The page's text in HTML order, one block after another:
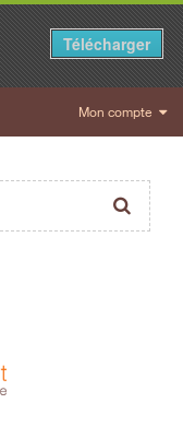
Mon compte
Télécharger